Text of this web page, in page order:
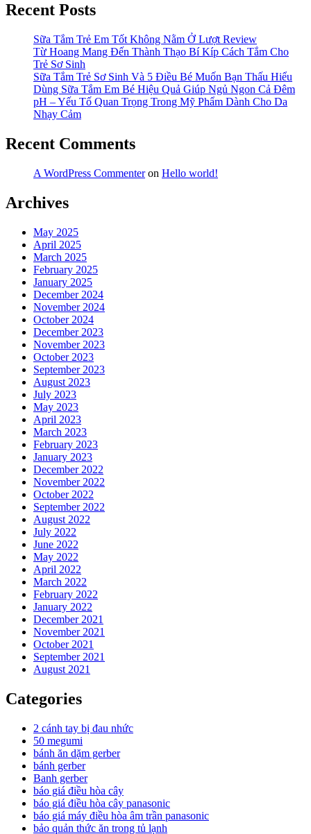
Recent Posts
Sữa Tắm Trẻ Em Tốt Không Nằm Ở Lượt Review
Từ Hoang Mang Đến Thành Thạo Bí Kíp Cách Tắm Cho
Trẻ Sơ Sinh
Sữa Tắm Trẻ Sơ Sinh Và 5 Điều Bé Muốn Bạn Thấu Hiểu
Dùng Sữa Tắm Em Bé Hiệu Quả Giúp Ngủ Ngon Cả Đêm
pH – Yếu Tố Quan Trọng Trong Mỹ Phẩm Dành Cho Da
Nhạy Cảm
Recent Comments
A WordPress Commenteron Hello world!
Archives
May 2025
April 2025
March 2025
February 2025
January 2025
December 2024
November 2024
October 2024
December 2023
November 2023
October 2023
September 2023
August 2023
July 2023
May 2023
April 2023
March 2023
February 2023
January 2023
December 2022
November 2022
October 2022
September 2022
August 2022
July 2022
June 2022
May 2022
April 2022
March 2022
February 2022
January 2022
December 2021
November 2021
October 2021
September 2021
August 2021
Categories
2 cánh tay bị đau nhức
50 megumi
bánh ăn dặm gerber
bánh gerber
Banh gerber
báo giá điều hòa cây
báo giá điều hòa cây panasonic
báo giá máy điều hòa âm trần panasonic
bảo quản thức ăn trong tủ lạnh